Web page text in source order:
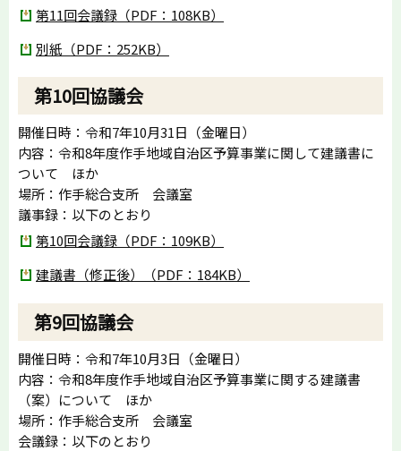
第11回会議録（PDF：108KB）
別紙（PDF：252KB）
第10回協議会
開催日時：令和7年10月31日（金曜日）
内容：令和8年度作手地域自治区予算事業に関して建議書に
ついて ほか
場所：作手総合支所 会議室
議事録：以下のとおり
第10回会議録（PDF：109KB）
建議書（修正後）（PDF：184KB）
第9回協議会
開催日時：令和7年10月3日（金曜日）
内容：令和8年度作手地域自治区予算事業に関する建議書
（案）について ほか
場所：作手総合支所 会議室
会議録：以下のとおり